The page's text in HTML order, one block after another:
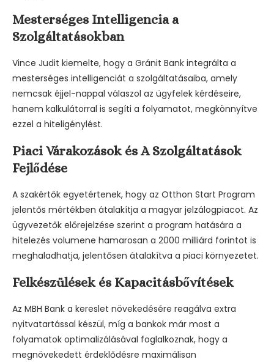
Mesterséges Intelligencia a
Szolgáltatásokban
Vince Judit kiemelte, hogy a Gránit Bank integrálta a
mesterséges intelligenciát a szolgáltatásaiba, amely
nemcsak éjjel-nappal válaszol az ügyfelek kérdéseire,
hanem kalkulátorral is segíti a folyamatot, megkönnyítve
ezzel a hiteligénylést.
Piaci Várakozások és A Szolgáltatások
Fejlődése
A szakértők egyetértenek, hogy az Otthon Start Program
jelentős mértékben átalakítja a magyar jelzálogpiacot. Az
ügyvezetők előrejelzése szerint a program hatására a
hitelezés volumene hamarosan a 2000 milliárd forintot is
meghaladhatja, jelentősen átalakítva a piaci környezetet.
Felkészülések és Kapacitásbővítések
Az MBH Bank a kereslet növekedésére reagálva extra
nyitvatartással készül, míg a bankok már most a
folyamatok optimalizálásával foglalkoznak, hogy a
megnövekedett érdeklődésre maximálisan